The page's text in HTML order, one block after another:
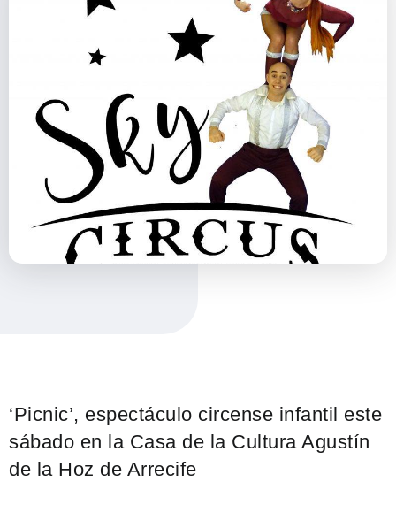
‘Picnic’, espectáculo circense infantil este
sábado en la Casa de la Cultura Agustín
de la Hoz de Arrecife